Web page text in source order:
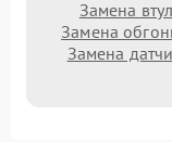
Замена
Замена
Замена